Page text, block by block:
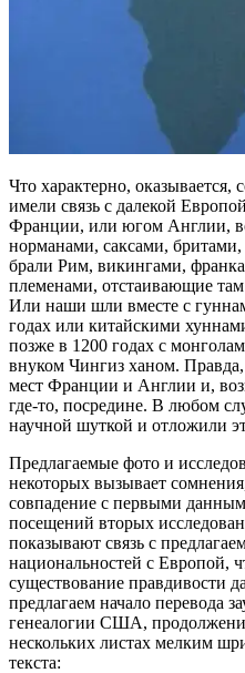
Что характерно, оказывается,
имели связь с далекой
Франции, или югом Англии,
норманами, сакcами, бритами,
брали Рим, викингами,
племенами, отстаивающие
Или наши шли вместе с
годах или китайскими
позже в 1200 годах с
внуком Чингиз ханом.
мест Франции и Англии и,
где-то, посредине. В любом
научной шуткой и отложили
Предлагаемые фото и
некоторых вызывает
совпадение с первыми
посещений вторых
показывают связь с
национальностей с Европой,
существование правдивости
предлагаем начало перевода
генеалогии США,
нескольких листах мелким
текста: